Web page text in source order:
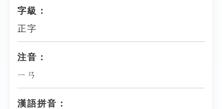
字級：
正字
注音：
ㄧㄢ
漢語拼音：